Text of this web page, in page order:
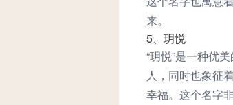
来。
5、玥悦
“玥悦”是一种优
人，同时也象征
幸福。这个名字